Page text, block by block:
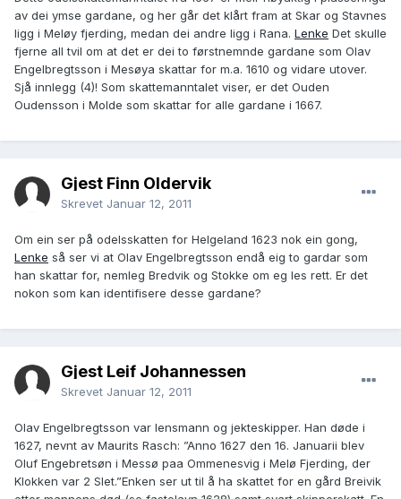
av dei ymse gardane, og her går det klårt fram at Skar og Stavnes
ligg i Meløy fjerding, medan dei andre ligg i Rana. Lenke Det skulle
fjerne all tvil om at det er dei to førstnemnde gardane som Olav
Engelbregtsson i Mesøya skattar for m.a. 1610 og vidare utover.
Sjå innlegg (4)! Som skattemanntalet viser, er det Ouden
Oudensson i Molde som skattar for alle gardane i 1667.
Gjest Finn Oldervik
Skrevet Januar 12, 2011
Om ein ser på odelsskatten for Helgeland 1623 nok ein gong,
Lenke så ser vi at Olav Engelbregtsson endå eig to gardar som
han skattar for, nemleg Bredvik og Stokke om eg les rett. Er det
nokon som kan identifisere desse gardane?
Gjest Leif Johannessen
Skrevet Januar 12, 2011
Olav Engelbregtsson var lensmann og jekteskipper. Han døde i
1627, nevnt av Maurits Rasch: ”Anno 1627 den 16. Januarii blev
Oluf Engebretsøn i Messø paa Ommenesvig i Melø Fjerding, der
Klokken var 2 Slet.”Enken ser ut til å ha skattet for en gård Breivik